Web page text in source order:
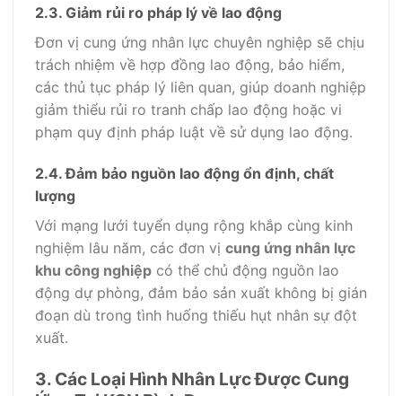
2.3. Giảm rủi ro pháp lý về lao động
Đơn vị cung ứng nhân lực chuyên nghiệp sẽ chịu
trách nhiệm về hợp đồng lao động, bảo hiểm,
các thủ tục pháp lý liên quan, giúp doanh nghiệp
giảm thiểu rủi ro tranh chấp lao động hoặc vi
phạm quy định pháp luật về sử dụng lao động.
2.4. Đảm bảo nguồn lao động ổn định, chất
lượng
Với mạng lưới tuyển dụng rộng khắp cùng kinh
nghiệm lâu năm, các đơn vị cung ứng nhân lực
khu công nghiệp có thể chủ động nguồn lao
động dự phòng, đảm bảo sản xuất không bị gián
đoạn dù trong tình huống thiếu hụt nhân sự đột
xuất.
3. Các Loại Hình Nhân Lực Được Cung